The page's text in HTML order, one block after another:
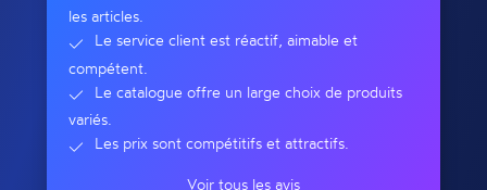
les articles.
Le service client est réactif, aimable et
compétent.
Le catalogue offre un large choix de produits
variés.
Les prix sont compétitifs et attractifs.
Voir tous les avis